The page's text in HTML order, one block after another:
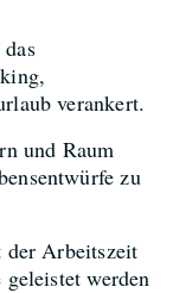
verankert.
und Raum
zu
der Arbeitszeit
werden